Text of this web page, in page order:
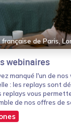
de Paris,
webinaires
manqué l'un de nos
: les replays sont
replays vous
de nos offres de